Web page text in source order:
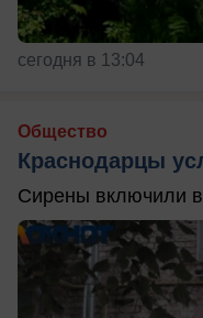
сегодня в 13:04
Общество
Краснодарцы
Сирены включили